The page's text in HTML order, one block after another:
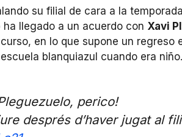
su filial de cara a la
llegado a un acuerdo con Xavi
en lo que supone un
blanquiazul cuando era niño.
perico!
després d’haver jugat al